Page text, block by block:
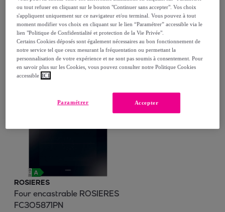
encastrable ROSIERES
RNBQT3518E
Blanc
799,00 €
Achat express
ROSIERES
Four encastrable ROSIERES
FC3O5871PN
ou tout refuser en cliquant sur le bouton "Continuer sans accepter". Vos choix
s'appliquent uniquement sur ce navigateur et/ou terminal. Vous pouvez à tout
moment modifier vos choix en cliquant sur le lien “Paramétrer” accessible via le
lien "Politique de Confidentialité et protection de la Vie Privée".
Certains Cookies déposés sont également nécessaires au bon fonctionnement de
notre service tel que ceux mesurant la fréquentation ou permettant la
personnalisation de votre expérience et ne sont pas soumis à consentement. Pour
en savoir plus sur les Cookies, vous pouvez consulter notre Politique Cookies
accessible ICI
Accepter
Paramétrer